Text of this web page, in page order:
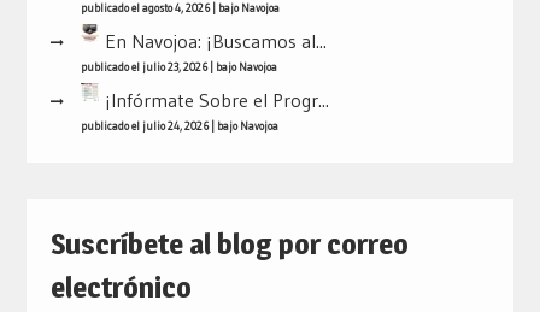
publicado el agosto 4, 2026| bajoNavojoa
En Navojoa: ¡Buscamos al...
publicado el julio 23, 2026| bajoNavojoa
¡Infórmate Sobre el Progr...
publicado el julio 24, 2026| bajoNavojoa
Suscríbete al blog por correo
electrónico